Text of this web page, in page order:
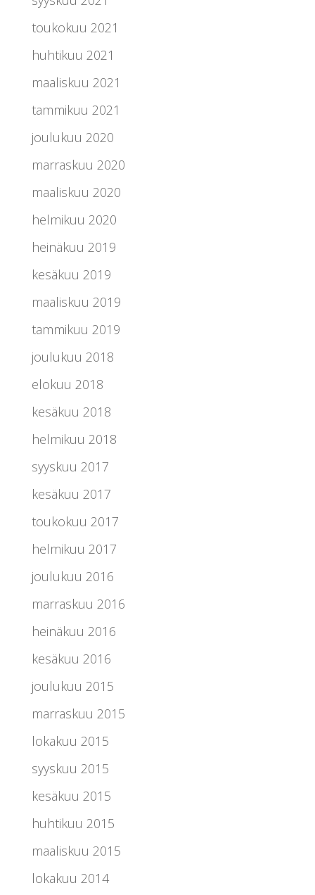
toukokuu 2021
huhtikuu 2021
maaliskuu 2021
tammikuu 2021
joulukuu 2020
marraskuu 2020
maaliskuu 2020
helmikuu 2020
heinäkuu 2019
kesäkuu 2019
maaliskuu 2019
tammikuu 2019
joulukuu 2018
elokuu 2018
kesäkuu 2018
helmikuu 2018
syyskuu 2017
kesäkuu 2017
toukokuu 2017
helmikuu 2017
joulukuu 2016
marraskuu 2016
heinäkuu 2016
kesäkuu 2016
joulukuu 2015
marraskuu 2015
lokakuu 2015
syyskuu 2015
kesäkuu 2015
huhtikuu 2015
maaliskuu 2015
lokakuu 2014